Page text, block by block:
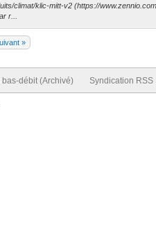
climat/klic-mitt-v2 (https://
r...
»
bas-débit (Archivé) Syndication RSS